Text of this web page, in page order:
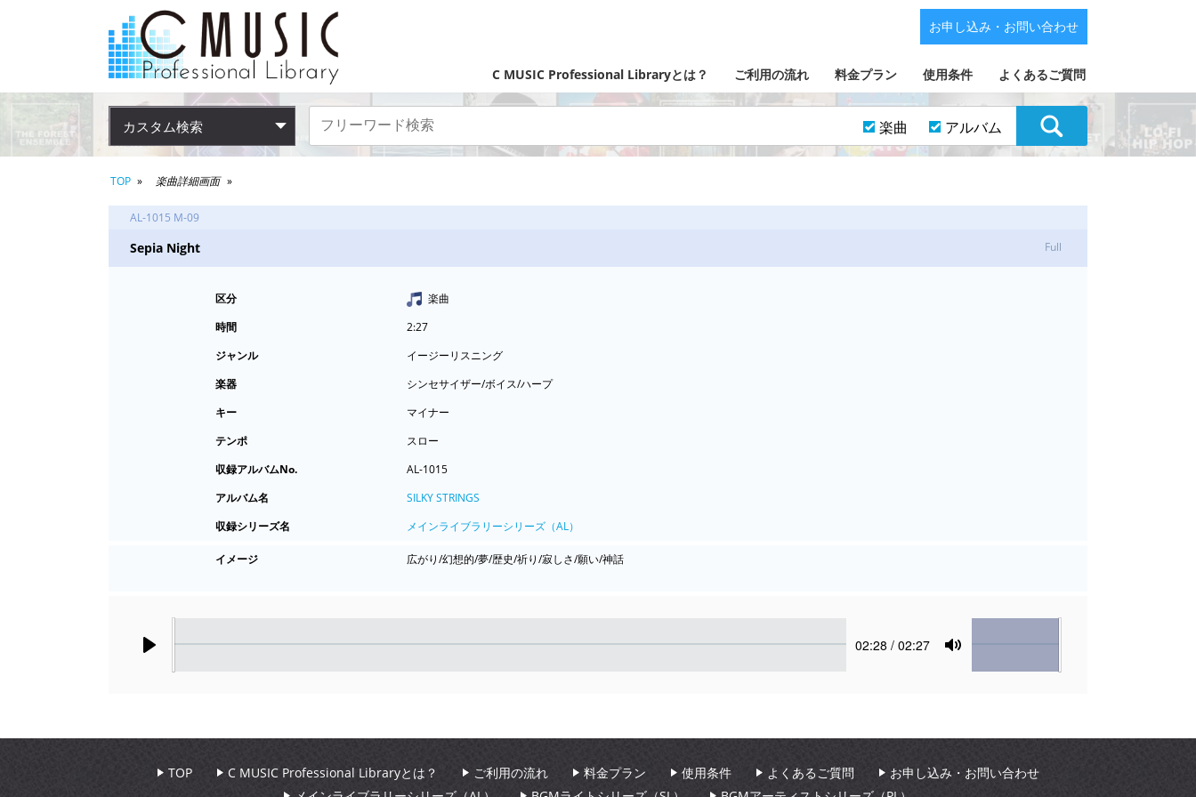
C MUSIC Professional Libraryとは？ ご利用の流れ 料金プラン 使用条件 よくあるご質問
お申し込み・お問い合わせ
カスタム検索 楽曲 アルバム
TOP 楽曲詳細画面
AL-1015 M-09
Sepia Night Full
区分
楽曲
時間
2:27
ジャンル
イージーリスニング
楽器
シンセサイザー/ボイス/ハープ
キー
マイナー
テンポ
スロー
収録アルバムNo.
AL-1015
アルバム名
SILKY STRINGS
収録シリーズ名
メインライブラリーシリーズ（AL）
イメージ 広がり/幻想的/夢/歴史/祈り/寂しさ/願い/神話
Current
02:28 / 02:27
Mute
Volume
TOP C MUSIC Professional Libraryとは？ ご利用の流れ 料金プラン 使用条件 よくあるご質問
お申し込み・お問い合わせ